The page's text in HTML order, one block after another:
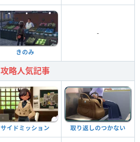
きのみ
-
攻略人気記事
サイドミッション 取り返しのつかない